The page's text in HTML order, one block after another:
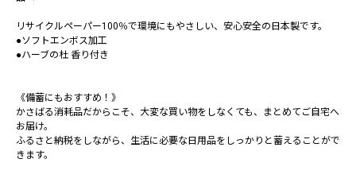
リサイクルペーパー100％で環境にもやさしい、安心安全の日本製です。
●ソフトエンボス加工
●ハーブの杜 香り付き
《備蓄にもおすすめ！》
かさばる消耗品だからこそ、大変な買い物をしなくても、まとめてご自宅へ
お届け。
ふるさと納税をしながら、生活に必要な日用品をしっかりと蓄えることがで
きます。